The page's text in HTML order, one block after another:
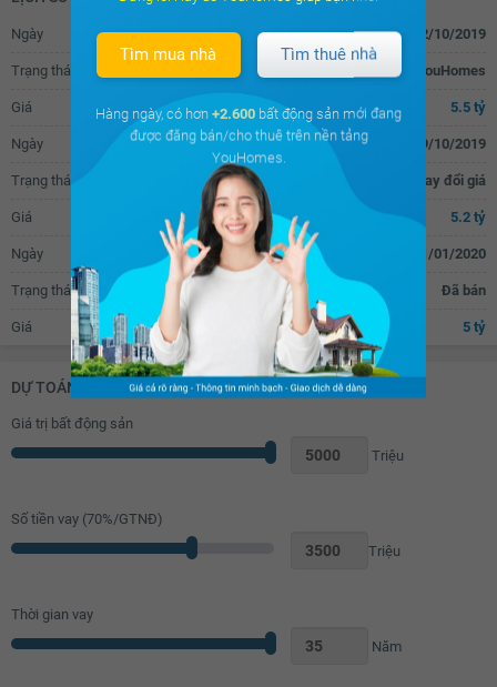
Chắn ban công
Ngày 22/10/2019
Trạng thái Đăng tin bán trên YouHomes
Giá 5.5 tỷ
Ngày 29/10/2019
Trạng thái Thay đổi giá
Giá 5.2 tỷ
Ngày 01/01/2020
Trạng thái Đã bán
Giá 5 tỷ
DỰ TOÁN KHOẢN VAY (ĐƠN VỊ: VNĐ)
Giá trị bất động sản
Triệu
Số tiền vay (70%/GTNĐ)
Triệu
Thời gian vay
Năm
Tìm mua nhà Tìm thuê nhà
Hàng ngày, có hơn +2.600 bất động sản mới đang
được đăng bán/cho thuê trên nền tảng
YouHomes.